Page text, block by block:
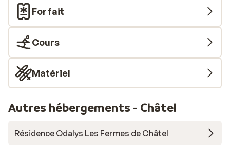
de soleil sur les montagnes.
Forfait
Cours
Matériel
Autres hébergements - Châtel
Résidence Odalys Les Fermes de Châtel